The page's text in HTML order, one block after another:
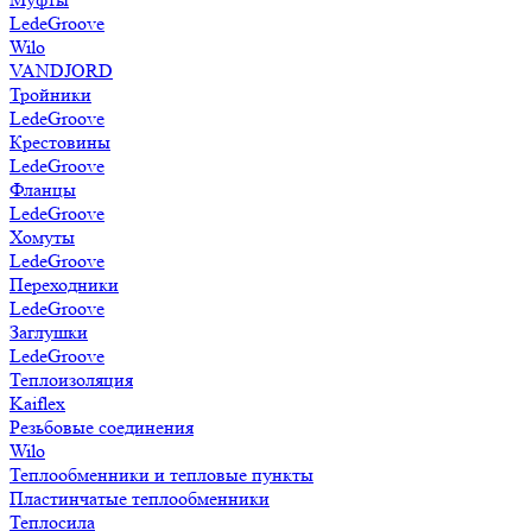
LedeGroove
Wilo
VANDJORD
Тройники
LedeGroove
Крестовины
LedeGroove
Фланцы
LedeGroove
Хомуты
LedeGroove
Переходники
LedeGroove
Заглушки
LedeGroove
Теплоизоляция
Kaiflex
Резьбовые соединения
Wilo
Теплообменники и тепловые пункты
Пластинчатые теплообменники
Теплосила